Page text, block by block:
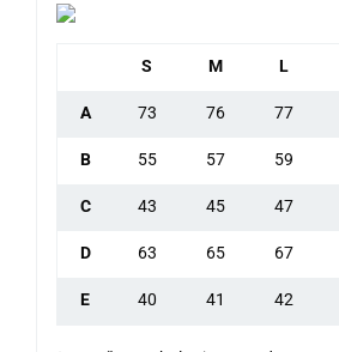
S M L
A 73 76 77
B 55 57 59
C 43 45 47
D 63 65 67
E 40 41 42